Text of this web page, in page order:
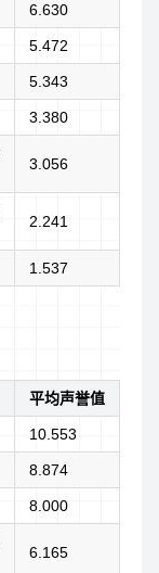
6.630
5.472
5.343
3.380
3.056
2.241
1.537
平均声誉值
10.553
8.874
8.000
6.165